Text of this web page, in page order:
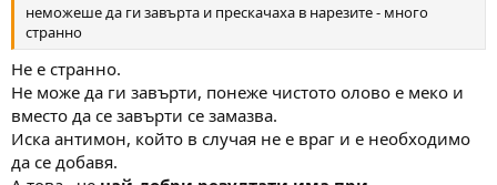
неможеше да ги завърта и прескачаха в нарезите - много
странно
Не е странно.
Не може да ги завърти, понеже чистото олово е меко и
вместо да се завърти се замазва.
Иска антимон, който в случая не е враг и е необходимо
да се добавя.